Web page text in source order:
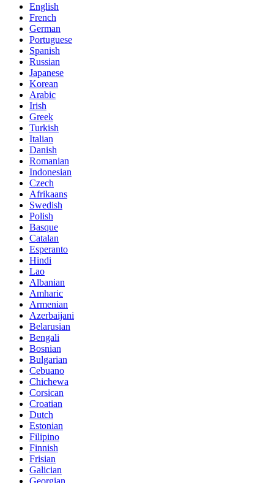
English
French
German
Portuguese
Spanish
Russian
Japanese
Korean
Arabic
Irish
Greek
Turkish
Italian
Danish
Romanian
Indonesian
Czech
Afrikaans
Swedish
Polish
Basque
Catalan
Esperanto
Hindi
Lao
Albanian
Amharic
Armenian
Azerbaijani
Belarusian
Bengali
Bosnian
Bulgarian
Cebuano
Chichewa
Corsican
Croatian
Dutch
Estonian
Filipino
Finnish
Frisian
Galician
Georgian